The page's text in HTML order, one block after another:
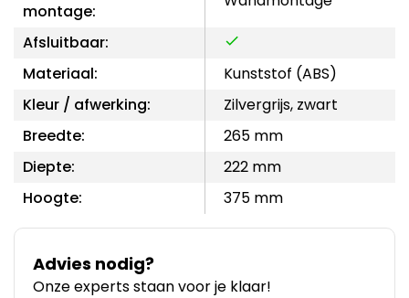
montage:
Afsluitbaar:
Materiaal:
Kunststof (ABS)
Kleur / afwerking:
Zilvergrijs, zwart
Breedte:
265 mm
Diepte:
222 mm
Hoogte:
375 mm
Advies nodig?
Onze experts staan voor je klaar!